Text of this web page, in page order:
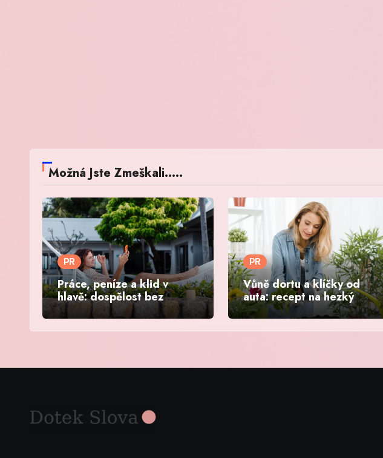
Možná Jste Zmeškali.....
PR
Práce, peníze a klid v
hlavě: dospělost bez
paniky
PR
Vůně dortu a klíčky od
auta: recept na hezký
víkend